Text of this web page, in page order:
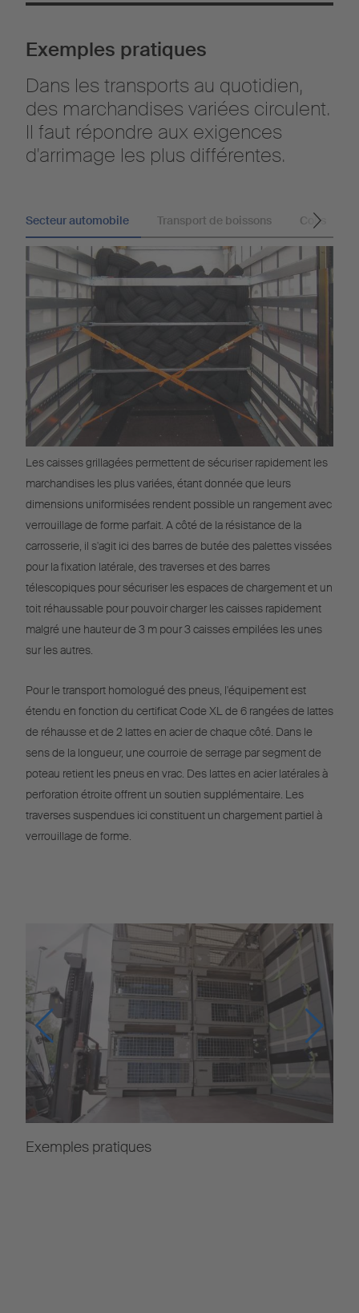
Exemples pratiques
Dans les transports au quotidien,
des marchandises variées circulent.
Il faut répondre aux exigences
d'arrimage les plus différentes.
Secteur automobile Transport de boissons Colis
Les caisses grillagées permettent de sécuriser rapidement les
marchandises les plus variées, étant donnée que leurs
dimensions uniformisées rendent possible un rangement avec
verrouillage de forme parfait. A côté de la résistance de la
carrosserie, il s'agit ici des barres de butée des palettes vissées
pour la fixation latérale, des traverses et des barres
télescopiques pour sécuriser les espaces de chargement et un
toit réhaussable pour pouvoir charger les caisses rapidement
malgré une hauteur de 3 m pour 3 caisses empilées les unes
sur les autres.
Pour le transport homologué des pneus, l'équipement est
étendu en fonction du certificat Code XL de 6 rangées de lattes
de réhausse et de 2 lattes en acier de chaque côté. Dans le
sens de la longueur, une courroie de serrage par segment de
poteau retient les pneus en vrac. Des lattes en acier latérales à
perforation étroite offrent un soutien supplémentaire. Les
traverses suspendues ici constituent un chargement partiel à
verrouillage de forme.
Exemples pratiques